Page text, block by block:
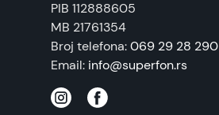
PIB 112888605
MB 21761354
Broj telefona:069 29 28 290
Email: info@superfon.rs